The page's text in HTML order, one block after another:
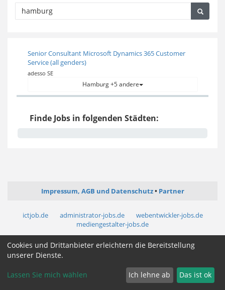
Senior Consultant Microsoft Dynamics 365 Customer
Service (all genders)
adesso SE
Hamburg +5 andere
Finde Jobs in folgenden Städten:
Impressum, AGB und Datenschutz Partner
ictjob.de administrator-jobs.de
webentwickler-jobs.de
mediengestalter-jobs.de
Cookie Zustimmung ändern
Cookies und Drittanbieter erleichtern die Bereitstellung
unserer Dienste.
Lassen Sie mich wählen Ich lehne ab Das ist ok